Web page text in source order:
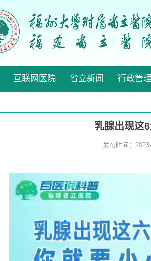
互联网医院 省立新闻 行政管理
乳腺出现这
发布时间：